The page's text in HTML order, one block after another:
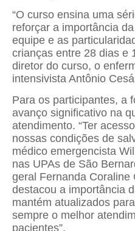
“O curso ensina uma
reforçar a importância
equipe e as
crianças entre 28 dias e
diretor do curso, o
intensivista Antônio
Para os participantes, a
avanço significativo na
atendimento. “Ter
nossas condições de
médico emergencista
nas UPAs de São
geral Fernanda Coraline
destacou a importância
mantém atualizados
sempre o melhor
pacientes”.